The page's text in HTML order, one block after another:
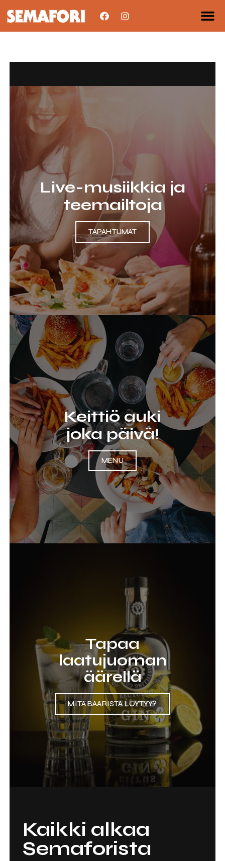
Live-musiikkia ja
teemailtoja
TAPAHTUMAT
Keittiö auki
joka päivä!
MENU
Tapaa
laatujuoman
äärellä
MITÄ BAARISTA LÖYTYY?
Kaikki alkaa
Semaforista